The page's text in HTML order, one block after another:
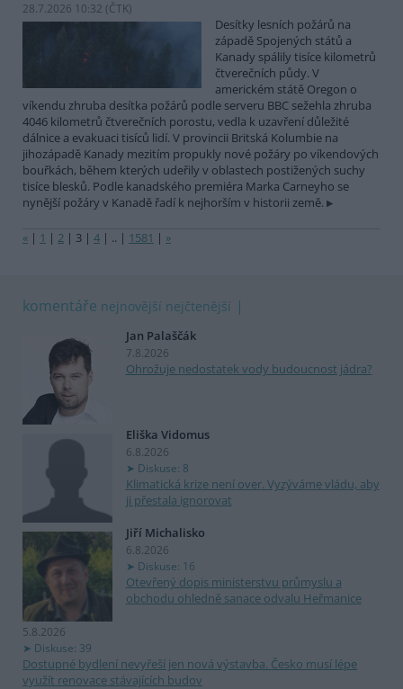
28.7.2026 10:32 (ČTK)
Desítky lesních požárů na
západě Spojených států a
Kanady spálily tisíce kilometrů
čtverečních půdy. V
americkém státě Oregon o
víkendu zhruba desítka požárů podle serveru BBC sežehla zhruba
4046 kilometrů čtverečních porostu, vedla k uzavření důležité
dálnice a evakuaci tisíců lidí. V provincii Britská Kolumbie na
jihozápadě Kanady mezitím propukly nové požáry po víkendových
bouřkách, během kterých udeřily v oblastech postižených suchy
tisíce blesků. Podle kanadského premiéra Marka Carneyho se
nynější požáry v Kanadě řadí k nejhorším v historii země.
« | 1 | 2 | 3 | 4 | .. | 1581 | »
komentáře nejnovější nejčtenější
Jan Palaščák
7.8.2026
Ohrožuje nedostatek vody budoucnost jádra?
Eliška Vidomus
6.8.2026
Diskuse: 8
Klimatická krize není over. Vyzýváme vládu, aby
ji přestala ignorovat
Jiří Michalisko
6.8.2026
Diskuse: 16
Otevřený dopis ministerstvu průmyslu a
obchodu ohledně sanace odvalu Heřmanice
5.8.2026
Diskuse: 39
Dostupné bydlení nevyřeší jen nová výstavba. Česko musí lépe
využít renovace stávajících budov